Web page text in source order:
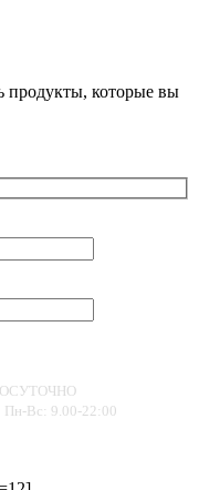
продукты, которые вы
Пн-Вс: 9.00-22:00